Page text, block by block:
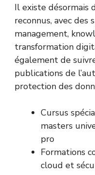
Il existe désormais
reconnus, avec des
management,
transformation
également de
publications de l’
protection des
Cursus
masters
pro
Formations
cloud et